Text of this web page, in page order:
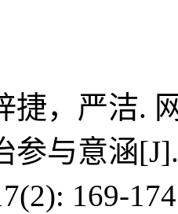
捷，严洁.
参与意涵
169-